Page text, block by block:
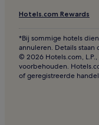
Hotels.com Rewards
*Bij sommige hotels
annuleren. Details staan
© 2026 Hotels.com,
voorbehouden.
of geregistreerde